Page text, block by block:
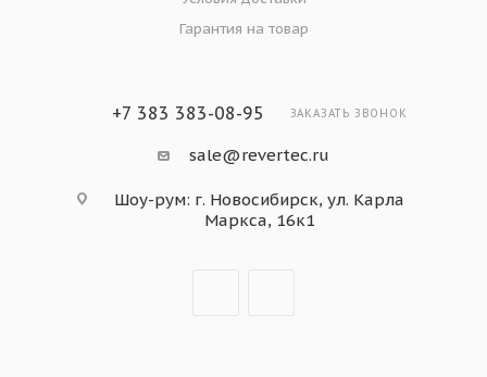
Гарантия на товар
+7 383 383-08-95 ЗАКАЗАТЬ ЗВОНОК
sale@revertec.ru
Шоу-рум: г. Новосибирск, ул. Карла
Маркса, 16к1